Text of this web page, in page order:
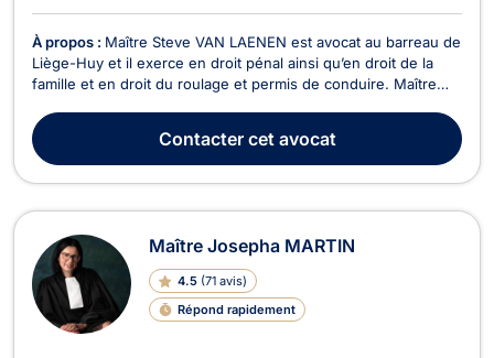
À propos : Maître Steve VAN LAENEN est avocat au barreau de
Liège-Huy et il exerce en droit pénal ainsi qu’en droit de la
famille et en droit du roulage et permis de conduire. Maître
général mais aussi de la réparation du dommage corporel. De
ce fait, il est en mesure d’interv...
Contactercet avocat
Maître Josepha MARTIN
4.5 (71 avis)
Répond rapidement